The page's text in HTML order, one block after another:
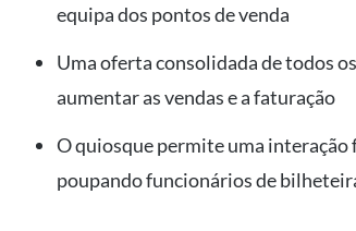
equipa dos pontos de venda
Uma oferta consolidada de todos
aumentar as vendas e a faturação
O quiosque permite uma
poupando funcionários de